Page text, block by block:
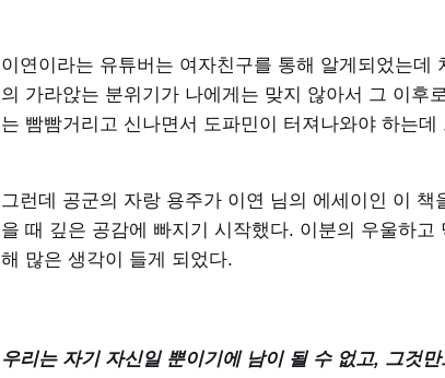
이연이라는 유튜버는 여자친구를 통해 알게되었는데
의 가라앉는 분위기가 나에게는 맞지 않아서 그 이후
는 빰빰거리고 신나면서 도파민이 터져나와야 하는
그런데 공군의 자랑 용주가 이연 님의 에세이인 이
을 때 깊은 공감에 빠지기 시작했다. 이분의 우울하
해 많은 생각이 들게 되었다.
우리는 자기 자신일 뿐이기에 남이 될 수 없고, 그것